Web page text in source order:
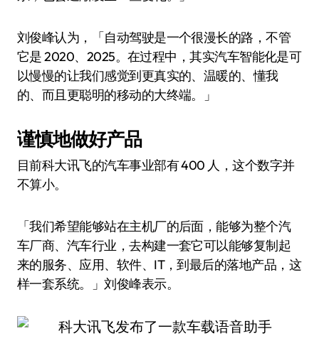
刘俊峰认为，「自动驾驶是一个很漫长的路，不管
它是 2020、2025。在过程中，其实汽车智能化是可
以慢慢的让我们感觉到更真实的、温暖的、懂我
的、而且更聪明的移动的大终端。」
谨慎地做好产品
目前科大讯飞的汽车事业部有 400 人，这个数字并
不算小。
「我们希望能够站在主机厂的后面，能够为整个汽
车厂商、汽车行业，去构建一套它可以能够复制起
来的服务、应用、软件、IT，到最后的落地产品，这
样一套系统。」刘俊峰表示。